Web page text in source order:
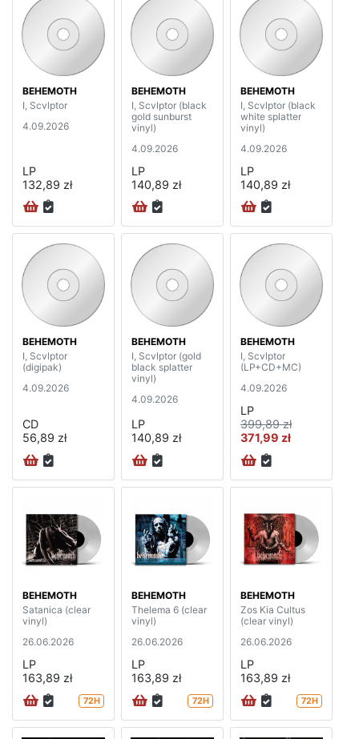
BEHEMOTH
I, Scvlptor
4.09.2026
LP
132,89 zł
BEHEMOTH
I, Scvlptor (black
gold sunburst
vinyl)
4.09.2026
LP
140,89 zł
BEHEMOTH
I, Scvlptor (black
white splatter
vinyl)
4.09.2026
LP
140,89 zł
BEHEMOTH
I, Scvlptor
(digipak)
4.09.2026
CD
56,89 zł
BEHEMOTH
I, Scvlptor (gold
black splatter
vinyl)
4.09.2026
LP
140,89 zł
BEHEMOTH
I, Scvlptor
(LP+CD+MC)
4.09.2026
LP
399,89 zł
371,99 zł
BEHEMOTH
Satanica (clear
vinyl)
26.06.2026
LP
163,89 zł
72H
BEHEMOTH
Thelema 6 (clear
vinyl)
26.06.2026
LP
163,89 zł
72H
BEHEMOTH
Zos Kia Cultus
(clear vinyl)
26.06.2026
LP
163,89 zł
72H